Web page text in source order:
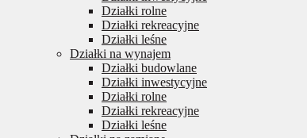
Działki rolne
Działki rekreacyjne
Działki leśne
Działki na wynajem
Działki budowlane
Działki inwestycyjne
Działki rolne
Działki rekreacyjne
Działki leśne